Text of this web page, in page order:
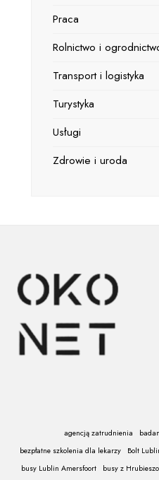
Praca
Rolnictwo i
Transport i logistyka
Turystyka
Usługi
Zdrowie i uroda
agencją zatrudnienia
bezpłatne szkolenia dla lekarzy
Bolt
busy Lublin Amersfoort
busy z